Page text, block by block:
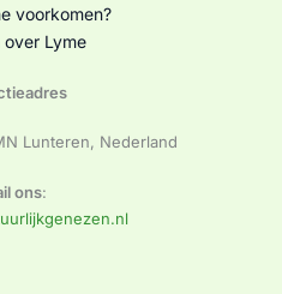
voorkomen?
over Lyme
Lunteren, Nederland
ons: